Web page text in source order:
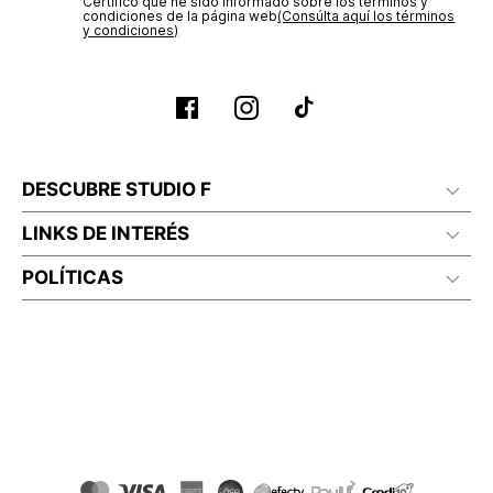
condiciones de la página web‎(Consúlta aquí los términos
y condiciones)
DESCUBRE STUDIO F
LINKS DE INTERÉS
POLÍTICAS